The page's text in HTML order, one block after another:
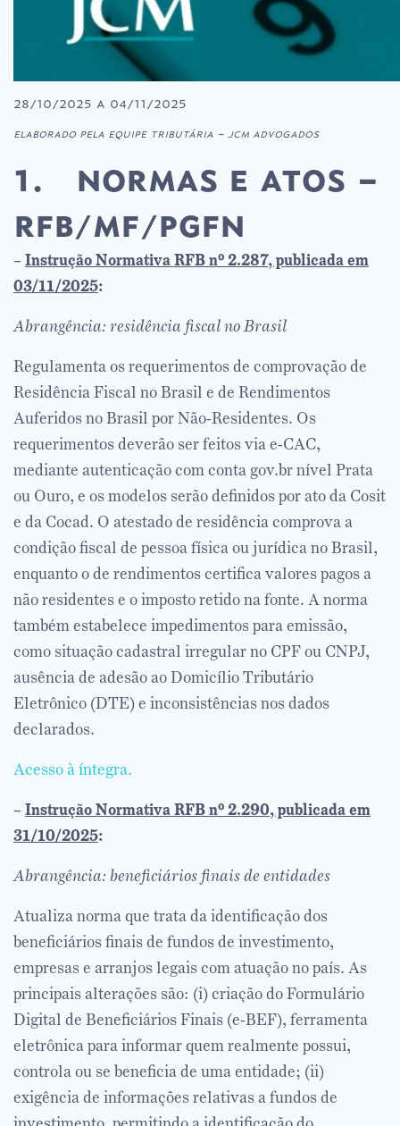
28/10/2025 a 04/11/2025
elaborado pela equipe tributária – jcm advogados
1. normas e atos –
rfb/mf/pgfn
– Instrução Normativa RFB nº 2.287, publicada em
03/11/2025:
Abrangência: residência fiscal no Brasil
Regulamenta os requerimentos de comprovação de
Residência Fiscal no Brasil e de Rendimentos
Auferidos no Brasil por Não-Residentes. Os
requerimentos deverão ser feitos via e-CAC,
mediante autenticação com conta gov.br nível Prata
ou Ouro, e os modelos serão definidos por ato da Cosit
e da Cocad. O atestado de residência comprova a
condição fiscal de pessoa física ou jurídica no Brasil,
enquanto o de rendimentos certifica valores pagos a
não residentes e o imposto retido na fonte. A norma
também estabelece impedimentos para emissão,
como situação cadastral irregular no CPF ou CNPJ,
ausência de adesão ao Domicílio Tributário
Eletrônico (DTE) e inconsistências nos dados
declarados.
Acesso à íntegra.
– Instrução Normativa RFB nº 2.290, publicada em
31/10/2025:
Abrangência: beneficiários finais de entidades
Atualiza norma que trata da identificação dos
beneficiários finais de fundos de investimento,
empresas e arranjos legais com atuação no país. As
principais alterações são: (i) criação do Formulário
Digital de Beneficiários Finais (e-BEF), ferramenta
eletrônica para informar quem realmente possui,
controla ou se beneficia de uma entidade; (ii)
exigência de informações relativas a fundos de